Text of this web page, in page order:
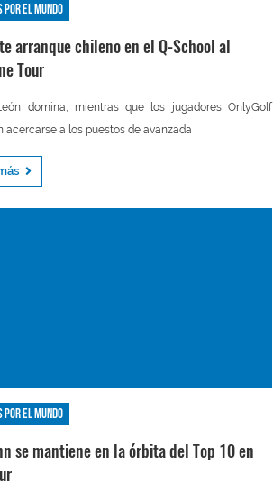
por el mundo
arranque chileno en el Q-School al
Tour
domina, mientras que los jugadores OnlyGolf
acercarse a los puestos de avanzada
por el mundo
se mantiene en la órbita del Top 10 en